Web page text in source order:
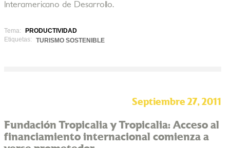
Interamericano de Desarrollo.
Tema:
PRODUCTIVIDAD
Etiquetas:
TURISMO SOSTENIBLE
Septiembre 27, 2011
Fundación Tropicalia y Tropicalia: Acceso al
financiamiento internacional comienza a